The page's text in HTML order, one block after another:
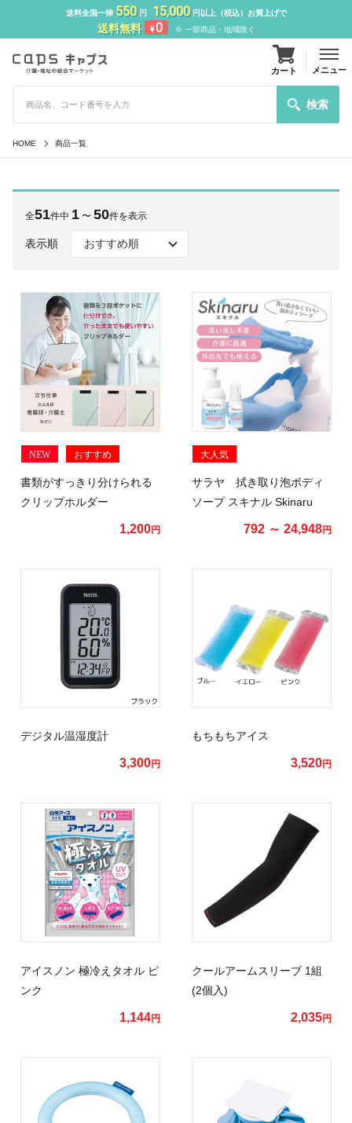
送料全国一律 550円 15,000円以上（税込）お買上げで
送料無料 ¥0 ※ 一部商品・地域除く
検索
カート メニュー
HOME 商品一覧
全51件中 1 〜 50件を表示
表示順
NEW おすすめ
書類がすっきり分けられる
クリップホルダー
1,200円
大人気
サラヤ 拭き取り泡ボディ
ソープ スキナル Skinaru
792 ～ 24,948円
デジタル温湿度計
3,300円
もちもちアイス
3,520円
アイスノン 極冷えタオル ピ
ンク
1,144円
クールアームスリーブ 1組
(2個入)
2,035円